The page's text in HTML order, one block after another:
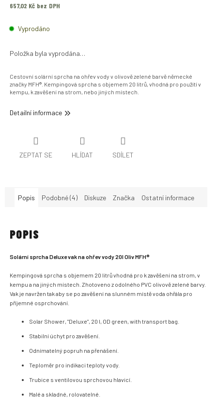
657,02 Kč bez DPH
cena:Vyprodáno
Položka byla vyprodána…
Cestovní solární sprcha na ohřev vody v olivově zelené barvě německé
značky MFH®. Kempingová sprcha s objemem 20 litrů, vhodná pro použití v
kempu, k zavěšení na strom, nebo jiných místech.
Detailní informace
ZEPTAT SE HLÍDAT SDÍLET
Popis Podobné (4) Diskuze Značka Ostatní informace
POPIS
Solární sprcha Deluxe vak na ohřev vody 20l Oliv MFH®
Kempingová sprcha s objemem 20 litrů vhodná pro k zavěšení na strom, v
kempu a na jiných místech. Zhotoveno z odolného PVC olivově zelené barvy.
Vak je navržen tak aby se po zavěšení na slunném místě voda ohřála pro
příjemné osprchování.
Solar Shower, "Deluxe", 20 l, OD green, with transport bag.
Stabilní úchyt pro zavěšení.
Odnímatelný popruh na přenášení.
Teploměr pro indikaci teploty vody.
Trubice s ventilovou sprchovou hlavicí.
Malé a skladné, rolovatelné.